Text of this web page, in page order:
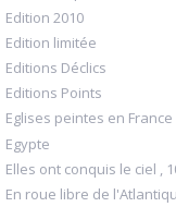
Edition 2010
Edition limitée
Editions Déclics
Editions Points
Eglises peintes en France
Egypte
Elles ont conquis le ciel ,
En roue libre de